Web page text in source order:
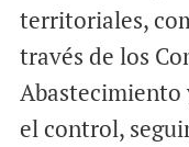
territoriales,
través de los
Abastecimiento
el control,